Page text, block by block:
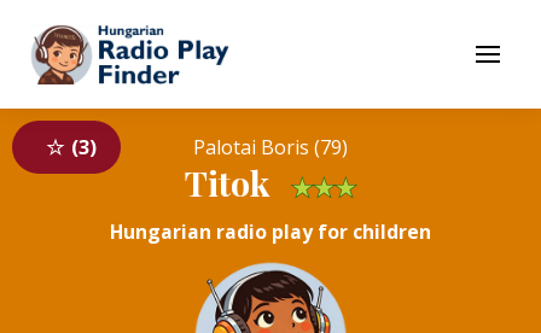
To contents
Menu
3 Palotai Boris (79)
Titok ★★★
Hungarian radio play for children